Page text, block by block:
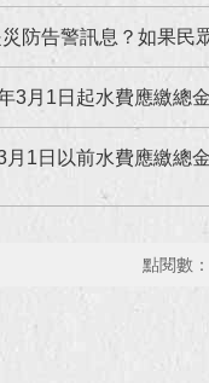
防告警訊息？如果民
3月1日起水費應繳總
月1日以前水費應繳總
點閱數：